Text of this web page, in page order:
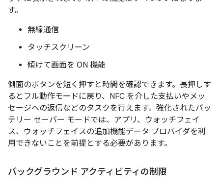
す。
無線通信
タッチスクリーン
傾けて画面を ON 機能
側面のボタンを短く押すと時間を確認できます。長押しす
るとフル動作モードに戻り、NFC を介した支払いやメッ
セージへの返信などのタスクを行えます。強化されたバッ
テリー セーバー モードでは、アプリ、ウォッチフェイ
ス、ウォッチフェイスの追加機能データ プロバイダを利
用できないことを前提とする必要があります。
バックグラウンド アクティビティの制限